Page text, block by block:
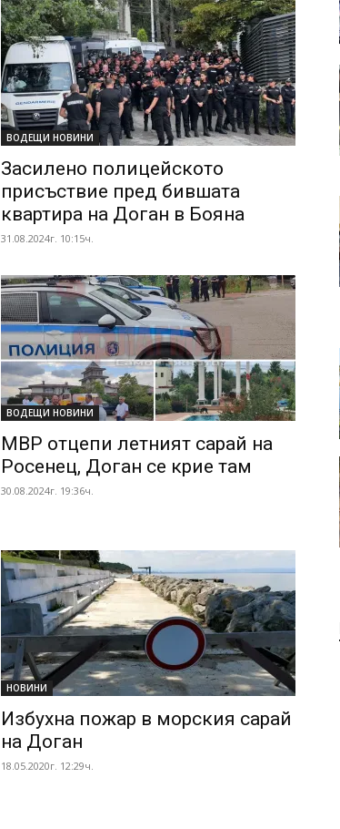
ВОДЕЩИ НОВИНИ
Засилено полицейското
присъствие пред бившата
квартира на Доган в Бояна
31.08.2024г. 10:15ч.
ВОДЕЩИ НОВИНИ
МВР отцепи летният сарай на
Росенец, Доган се крие там
30.08.2024г. 19:36ч.
НОВИНИ
Избухна пожар в морския сарай
на Доган
18.05.2020г. 12:29ч.